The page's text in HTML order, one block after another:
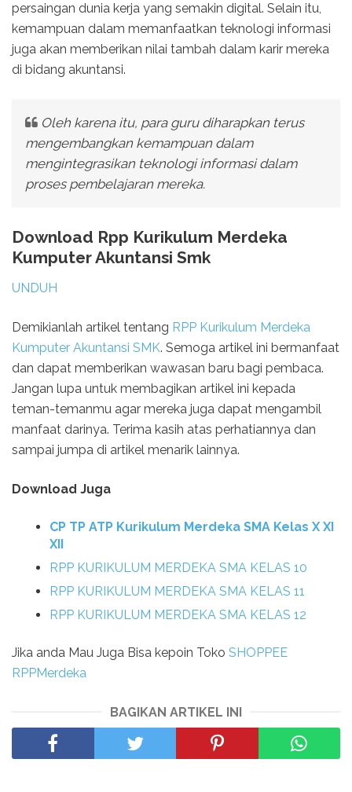
persaingan dunia kerja yang semakin digital. Selain itu,
kemampuan dalam memanfaatkan teknologi informasi
juga akan memberikan nilai tambah dalam karir mereka
di bidang akuntansi.
Oleh karena itu, para guru diharapkan terus
mengembangkan kemampuan dalam
mengintegrasikan teknologi informasi dalam
proses pembelajaran mereka.
Download Rpp Kurikulum Merdeka
Kumputer Akuntansi Smk
UNDUH
Demikianlah artikel tentang RPP Kurikulum Merdeka
Kumputer Akuntansi SMK. Semoga artikel ini bermanfaat
dan dapat memberikan wawasan baru bagi pembaca.
Jangan lupa untuk membagikan artikel ini kepada
teman-temanmu agar mereka juga dapat mengambil
manfaat darinya. Terima kasih atas perhatiannya dan
sampai jumpa di artikel menarik lainnya.
Download Juga
CP TP ATP Kurikulum Merdeka SMA Kelas X XI
XII
RPP KURIKULUM MERDEKA SMA KELAS 10
RPP KURIKULUM MERDEKA SMA KELAS 11
RPP KURIKULUM MERDEKA SMA KELAS 12
Jika anda Mau Juga Bisa kepoin Toko SHOPPEE
RPPMerdeka
BAGIKAN ARTIKEL INI